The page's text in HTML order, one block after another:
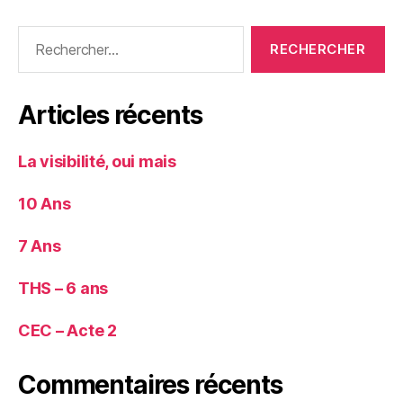
Articles récents
La visibilité, oui mais
10 Ans
7 Ans
THS – 6 ans
CEC – Acte 2
Commentaires récents